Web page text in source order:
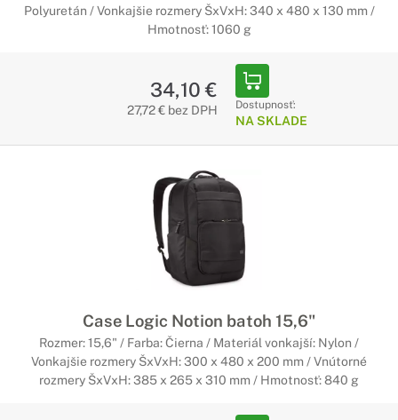
Polyuretán / Vonkajšie rozmery ŠxVxH: 340 x 480 x 130 mm /
Hmotnosť: 1060 g
34,10 €
27,72 € bez DPH Dostupnosť:
NA SKLADE
Case Logic Notion batoh 15,6"
Rozmer: 15,6" / Farba: Čierna / Materiál vonkajší: Nylon /
Vonkajšie rozmery ŠxVxH: 300 x 480 x 200 mm / Vnútorné
rozmery ŠxVxH: 385 x 265 x 310 mm / Hmotnosť: 840 g